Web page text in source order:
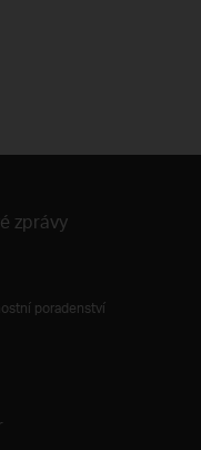
zprávy
poradenství